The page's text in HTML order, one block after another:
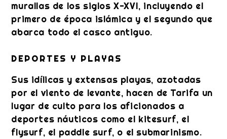
murallas de los siglos X-XVI, incluyendo el
primero de época islámica y el segundo que
abarca todo el casco antiguo.
DEPORTES Y PLAYAS
Sus idílicas y extensas playas, azotadas
por el viento de levante, hacen de Tarifa un
lugar de culto para los aficionados a
deportes náuticos como el kitesurf, el
flysurf, el paddle surf, o el submarinismo.